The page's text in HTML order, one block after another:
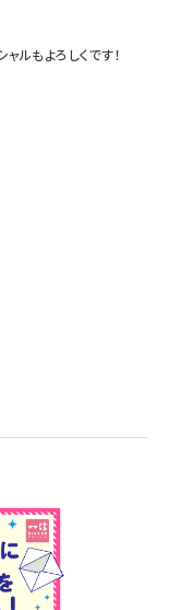
ルもよろしくです！